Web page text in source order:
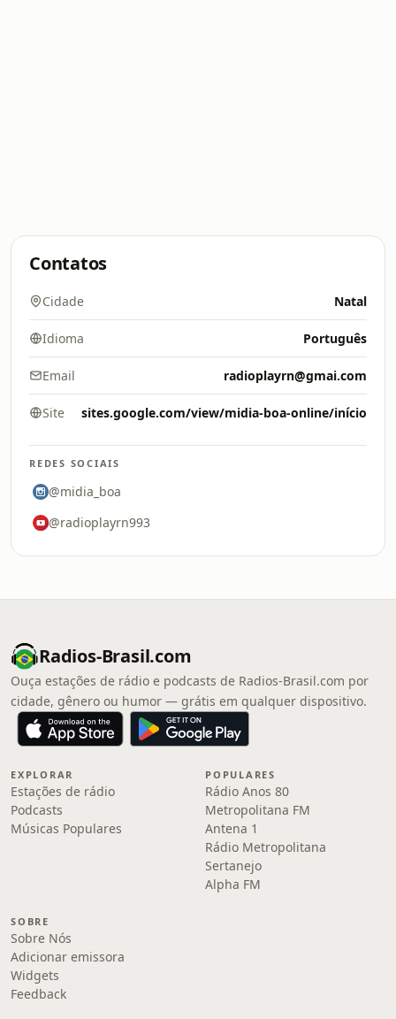
Contatos
Cidade Natal
Idioma Português
Email radioplayrn@gmai.com
Site sites.google.com/view/midia-boa-online/início
REDES SOCIAIS
@midia_boa
@radioplayrn993
Radios-Brasil.com
Ouça estações de rádio e podcasts de Radios-Brasil.com por
cidade, gênero ou humor — grátis em qualquer dispositivo.
EXPLORAR
Estações de rádio
Podcasts
Músicas Populares
POPULARES
Rádio Anos 80
Metropolitana FM
Antena 1
Rádio Metropolitana
Sertanejo
Alpha FM
SOBRE
Sobre Nós
Adicionar emissora
Widgets
Feedback